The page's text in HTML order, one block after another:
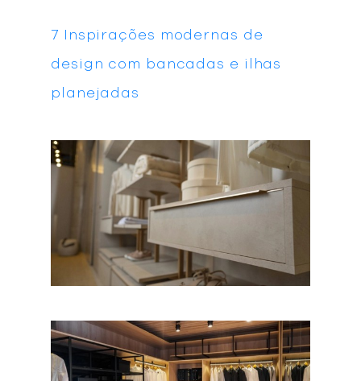
7 Inspirações modernas de
design com bancadas e ilhas
planejadas